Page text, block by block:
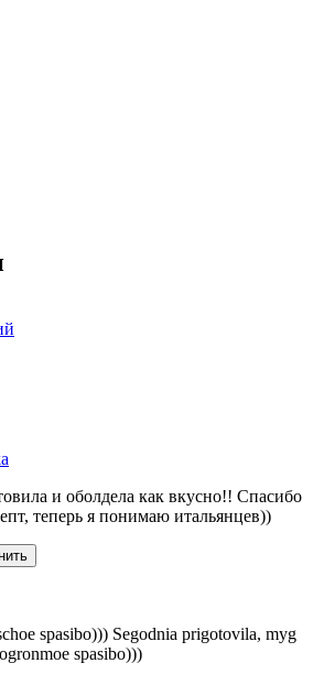
и оболдела как вкусно!! Спасибо
теперь я понимаю итальянцев))
spasibo))) Segodnia prigotovila, myg
spasibo)))